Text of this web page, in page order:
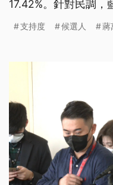
17.42%。針對民調，
支持度 候選人 蔣